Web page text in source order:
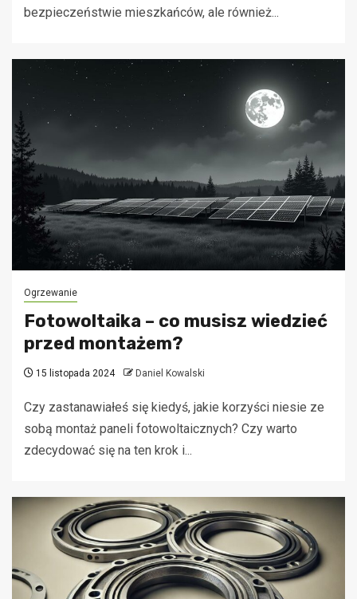
bezpieczeństwie mieszkańców, ale również...
Ogrzewanie
Fotowoltaika – co musisz wiedzieć
przed montażem?
15 listopada 2024 Daniel Kowalski
Czy zastanawiałeś się kiedyś, jakie korzyści niesie ze
sobą montaż paneli fotowoltaicznych? Czy warto
zdecydować się na ten krok i...